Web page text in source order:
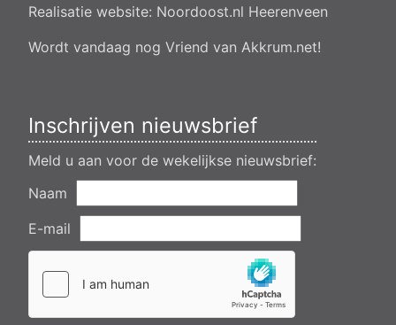
Aanvraag omgevingsvergunning wateractiviteit wf-1009518
van een transformatorstation project nulelie Akkrum nabij de
Realisatie website: Noordoost.nl Heerenveen
Wordt vandaag nog Vriend van Akkrum.net!
Inschrijven nieuwsbrief
Meld u aan voor de wekelijkse nieuwsbrief:
Naam
E-mail